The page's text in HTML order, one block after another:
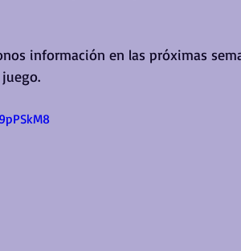
información en las próximas